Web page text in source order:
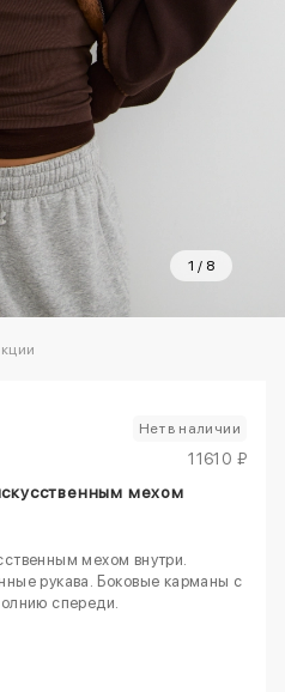
1 / 8
Нет в наличии
11610 ₽
мехом
мехом внутри.
рукава. Боковые карманы с
спереди.